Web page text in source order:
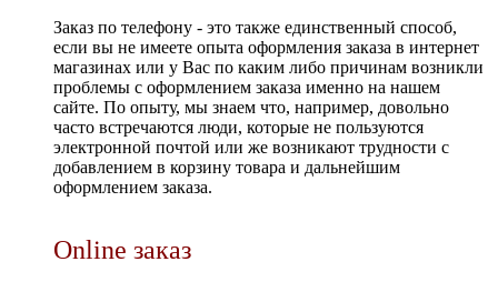
Заказ по телефону - это также единственный способ,
если вы не имеете опыта оформления заказа в интернет
магазинах или у Вас по каким либо причинам возникли
проблемы с оформлением заказа именно на нашем
сайте. По опыту, мы знаем что, например, довольно
часто встречаются люди, которые не пользуются
электронной почтой или же возникают трудности с
добавлением в корзину товара и дальнейшим
оформлением заказа.
Online заказ